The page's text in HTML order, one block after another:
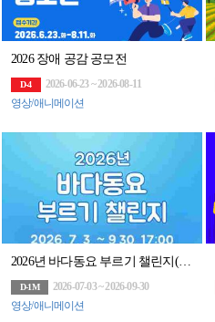
2026 장애 공감 공모전
D-4
2026-06-23 ~ 2026-08-11
영상/애니메이션
2026년 바다동요 부르기 챌린지(~9/30)
D-1M
2026-07-03 ~ 2026-09-30
영상/애니메이션